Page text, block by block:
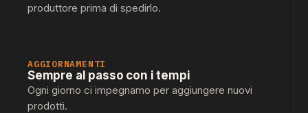
produttore prima di spedirlo.
AGGIORNAMENTI
Sempre al passo con i tempi
Ogni giorno ci impegnamo per aggiungere nuovi
prodotti.